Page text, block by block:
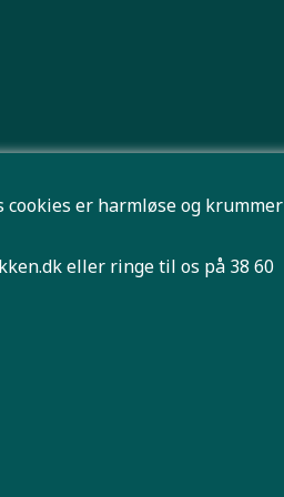
er harmløse og krummer
eller ringe til os på 38 60